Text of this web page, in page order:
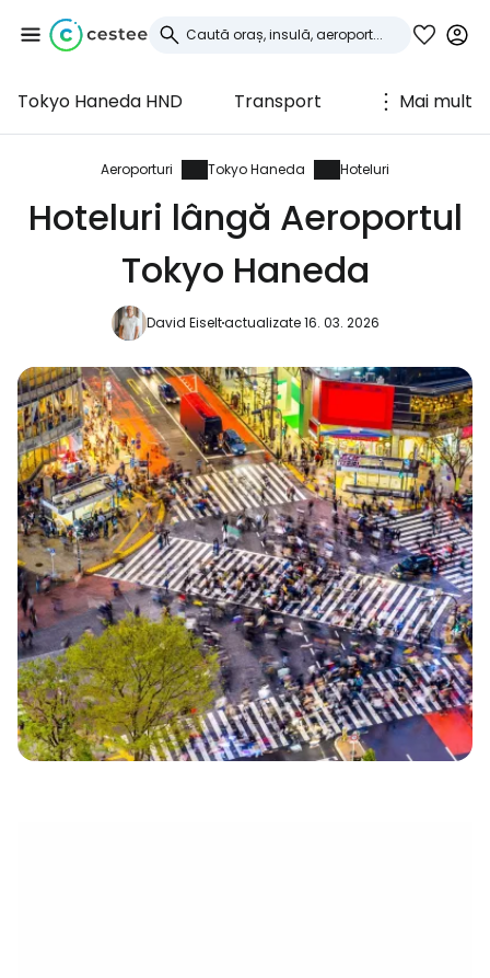
Tokyo Haneda HND Transport Mai mult
Aeroporturi Tokyo Haneda Hoteluri
Hoteluri lângă Aeroportul
Tokyo Haneda
David Eiseltactualizate 16. 03. 2026
Conectați-vă la
Cestee
... comunitatea mondială a călătorilor
Continuați cu Google
Continuați cu Facebook
Continuați cu e-mailul